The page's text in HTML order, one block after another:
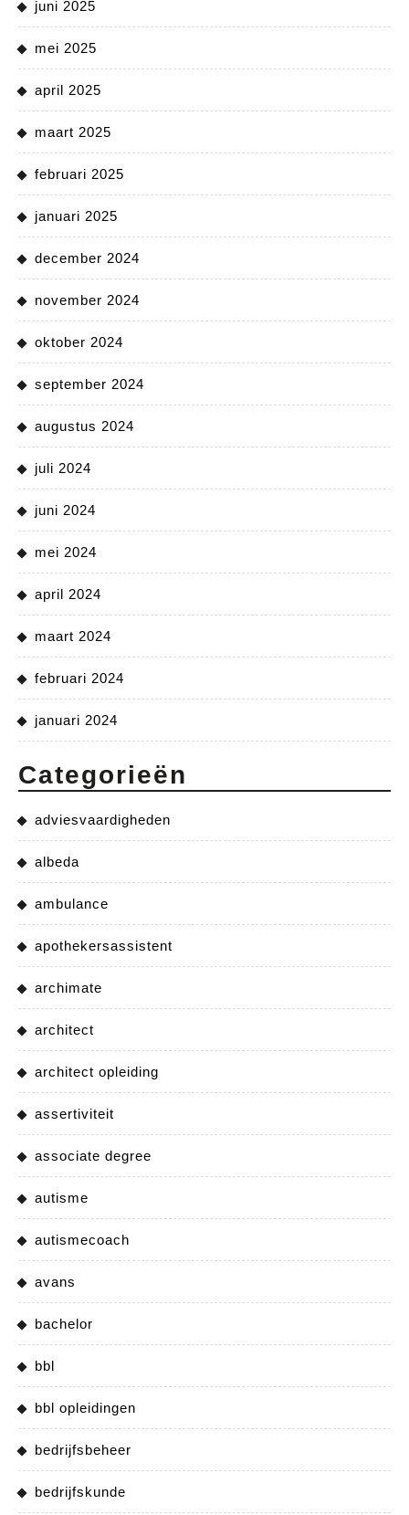
juni 2025
mei 2025
april 2025
maart 2025
februari 2025
januari 2025
december 2024
november 2024
oktober 2024
september 2024
augustus 2024
juli 2024
juni 2024
mei 2024
april 2024
maart 2024
februari 2024
januari 2024
Categorieën
adviesvaardigheden
albeda
ambulance
apothekersassistent
archimate
architect
architect opleiding
assertiviteit
associate degree
autisme
autismecoach
avans
bachelor
bbl
bbl opleidingen
bedrijfsbeheer
bedrijfskunde